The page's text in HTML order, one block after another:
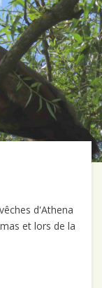
d'Athena
et lors de la